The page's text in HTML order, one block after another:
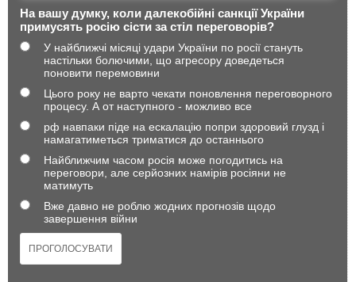
На вашу думку, коли далекобійні санкції України
примусять росію сісти за стіл переговорів?
У найближчі місяці удари України по росії стануть
настільки болючими, що агресору доведеться
поновити перемовини
Цього року не варто чекати поновлення переговорного
процесу. А от наступного - можливо все
рф навпаки піде на ескалацію попри здоровий глузд і
намагатиметься триматися до останнього
Найближчим часом росія може погодитись на
переговори, але серйозних намірів росіяни не
матимуть
Вже давно не роблю жодних прогнозів щодо
завершення війни